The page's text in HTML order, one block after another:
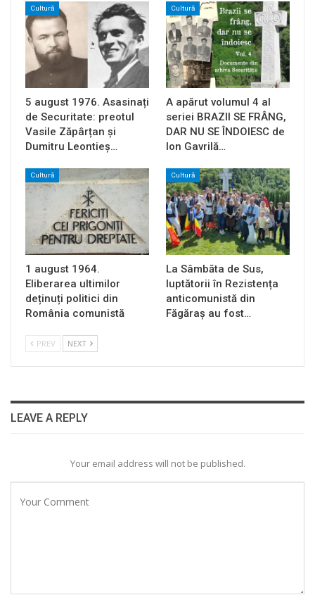
Cultură
5 august 1976. Asasinați
de Securitate: preotul
Vasile Zăpârțan și
Dumitru Leontieș…
Cultură
A apărut volumul 4 al
seriei BRAZII SE FRÂNG,
DAR NU SE ÎNDOIESC de
Ion Gavrilă…
Cultură
1 august 1964.
Eliberarea ultimilor
deținuți politici din
România comunistă
Cultură
La Sâmbăta de Sus,
luptătorii în Rezistența
anticomunistă din
Făgăraș au fost…
PREV NEXT
LEAVE A REPLY
Your email address will not be published.